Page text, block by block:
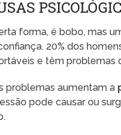
forma, é bobo, mas
20% dos
​​e têm problemas
problemas aumentam a
pode causar ou